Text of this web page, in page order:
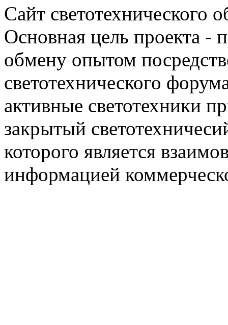
Сайт светотехнического
Основная цель проекта -
обмену опытом
светотехнического
активные светотехники
закрытый
которого является
информацией